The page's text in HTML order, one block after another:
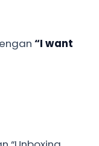
“I want